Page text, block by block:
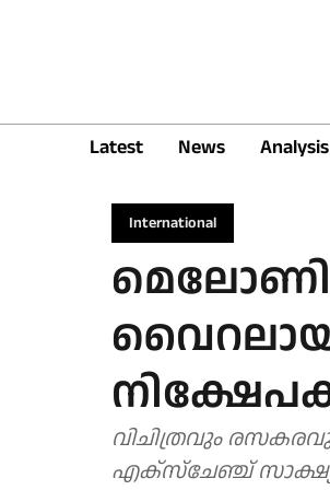
Latest News Analysis
International
വിചിത്രവും
എക്‌സ്‌ചേഞ്ച്